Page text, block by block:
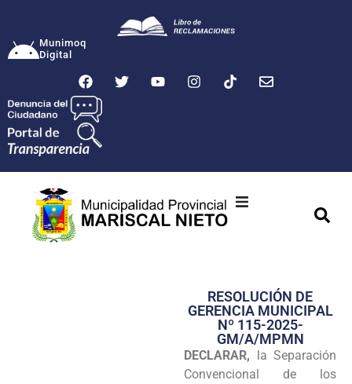
Munimoq
Digital
Transparencia
Seguridad
Programas
RESOLUCIÓN DE
GERENCIA MUNICIPAL
Nº 115-2025-
GM/A/MPMN
DECLARAR, la Separación
Convencional de los